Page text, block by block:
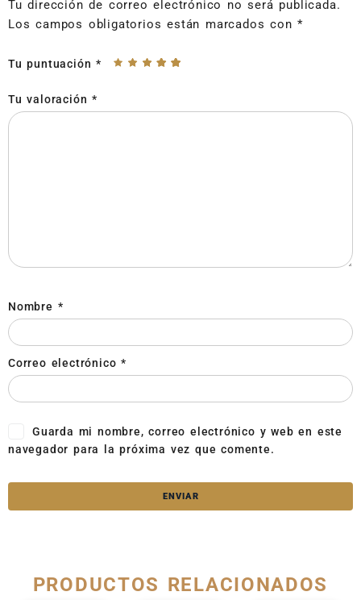
Tu dirección de correo electrónico no será publicada.
Los campos obligatorios están marcados con*
Tu puntuación*
Tu valoración*
Nombre *
Correo electrónico*
Guarda mi nombre, correo electrónico y web en este
navegador para la próxima vez que comente.
PRODUCTOS RELACIONADOS